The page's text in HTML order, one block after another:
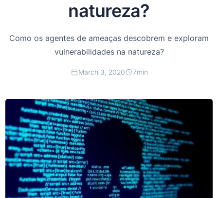
natureza?
Como os agentes de ameaças descobrem e exploram
vulnerabilidades na natureza?
March 3, 2020 7min